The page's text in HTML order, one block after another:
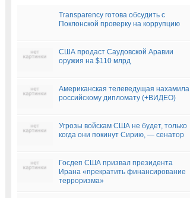
Transparency готова обсудить с
Поклонской проверку на коррупцию
США продаст Саудовской Аравии
оружия на $110 млрд
Американская телеведущая нахамила
российскому дипломату (+ВИДЕО)
Угрозы войскам США не будет, только
когда они покинут Сирию, — сенатор
Госдеп США призвал президента
Ирана «прекратить финансирование
терроризма»